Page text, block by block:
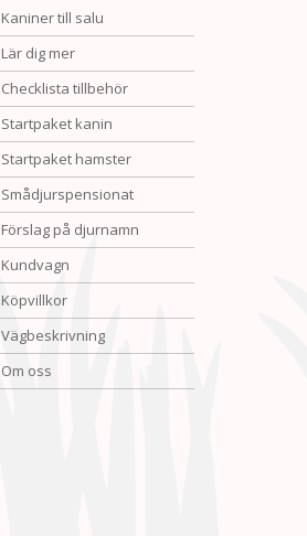
Kaniner till salu
Lär dig mer
Checklista tillbehör
Startpaket kanin
Startpaket hamster
Smådjurspensionat
Förslag på djurnamn
Kundvagn
Köpvillkor
Vägbeskrivning
Om oss